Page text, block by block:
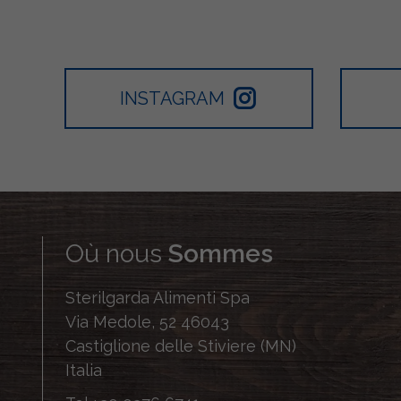
INSTAGRAM
Où nousSommes
Sterilgarda Alimenti Spa
Via Medole, 52 46043
Castiglione delle Stiviere (MN)
Italia